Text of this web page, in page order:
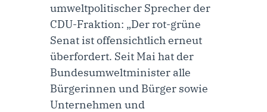
umweltpolitischer Sprecher der
CDU-Fraktion: „Der rot-grüne
Senat ist offensichtlich erneut
überfordert. Seit Mai hat der
Bundesumweltminister alle
Bürgerinnen und Bürger sowie
Unternehmen und